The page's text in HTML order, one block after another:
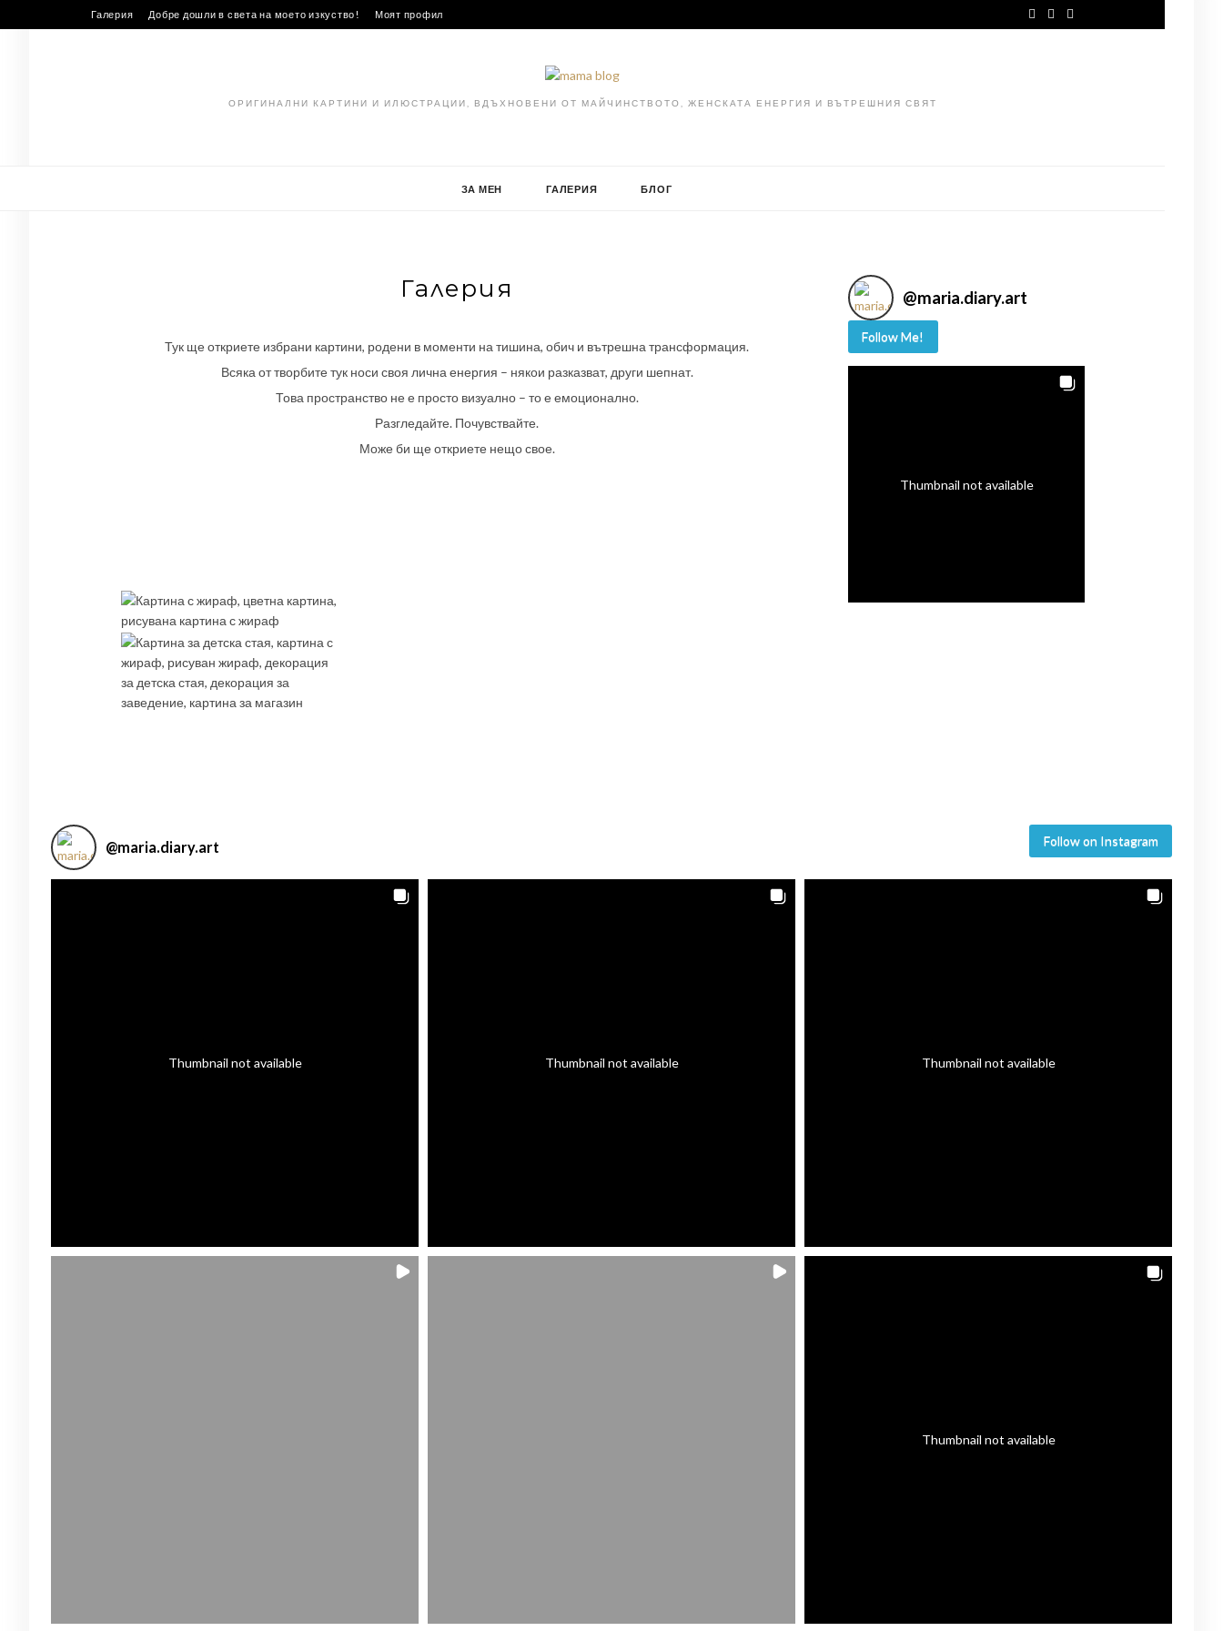
to
Галерия Добре дошли в света на моето изкуство! Моят профил
ОРИГИНАЛНИ КАРТИНИ И ИЛЮСТРАЦИИ, ВДЪХНОВЕНИ ОТ МАЙЧИНСТВОТО, ЖЕНСКАТА ЕНЕРГИЯ И ВЪТРЕШНИЯ СВЯТ
ЗА МЕН ГАЛЕРИЯ БЛОГ
Галерия
Тук ще откриете избрани картини, родени в моменти на тишина, обич и вътрешна трансформация.
Всяка от творбите тук носи своя лична енергия – някои разказват, други шепнат.
Това пространство не е просто визуално – то е емоционално.
Разгледайте. Почувствайте.
Може би ще откриете нещо свое.
@maria.diary.art
Follow Me!
Thumbnail not available
@maria.diary.art Follow on Instagram
Thumbnail not available Thumbnail not available Thumbnail not available
Thumbnail not available